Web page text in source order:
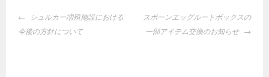
投
稿
シュルカー増殖施設における
今後の方針について
スポーンエッグルートボックスの
一部アイテム交換のお知らせ